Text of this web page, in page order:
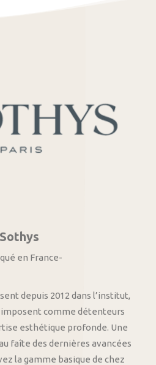
Sothys
en France-
depuis 2012 dans l’institut,
comme détenteurs
esthétique profonde. Une
faîte des dernières avancées
la gamme basique de chez